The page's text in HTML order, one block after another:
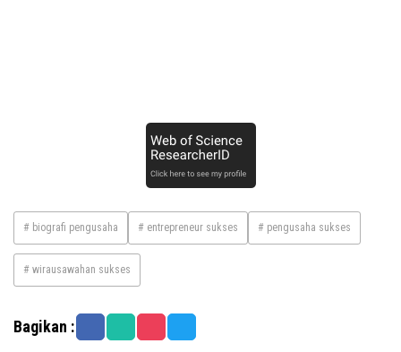
# biografi pengusaha # entrepreneur sukses # pengusaha sukses
# wirausawahan sukses
Bagikan :